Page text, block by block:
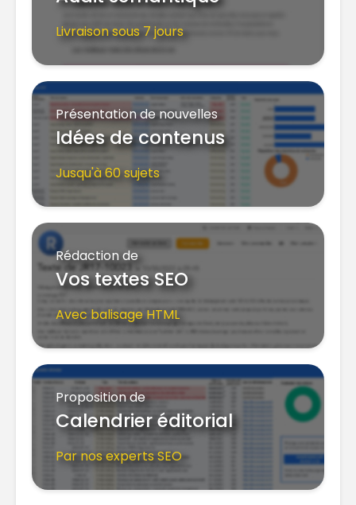
Livraison sous 7 jours
Présentation de nouvelles
Idées de contenus
Jusqu'à 60 sujets
Rédaction de
Vos textes SEO
Avec balisage HTML
Proposition de
Calendrier éditorial
Par nos experts SEO